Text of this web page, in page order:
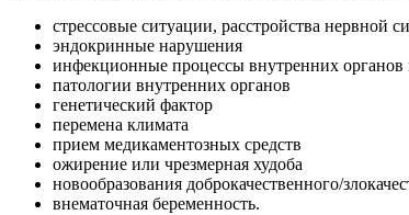
стрессовые ситуации, расстройства нервной
эндокринные нарушения
инфекционные процессы внутренних органов
патологии внутренних органов
генетический фактор
перемена климата
прием медикаментозных средств
ожирение или чрезмерная худоба
новообразования доброкачественного/
внематочная беременность.